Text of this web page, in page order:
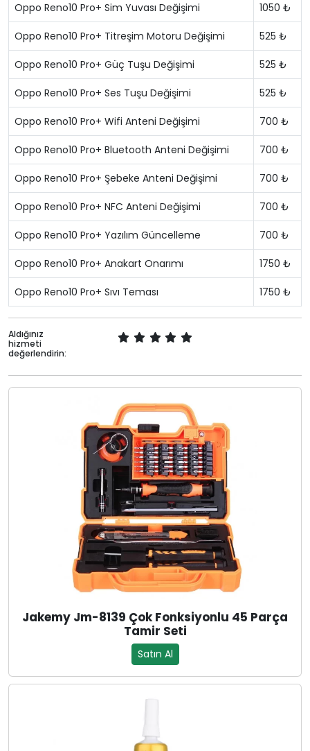
Oppo Reno10 Pro+ Sim Yuvası Değişimi 1050 ₺
Oppo Reno10 Pro+ Titreşim Motoru Değişimi 525 ₺
Oppo Reno10 Pro+ Güç Tuşu Değişimi 525 ₺
Oppo Reno10 Pro+ Ses Tuşu Değişimi 525 ₺
Oppo Reno10 Pro+ Wifi Anteni Değişimi 700 ₺
Oppo Reno10 Pro+ Bluetooth Anteni Değişimi 700 ₺
Oppo Reno10 Pro+ Şebeke Anteni Değişimi 700 ₺
Oppo Reno10 Pro+ NFC Anteni Değişimi 700 ₺
Oppo Reno10 Pro+ Yazılım Güncelleme 700 ₺
Oppo Reno10 Pro+ Anakart Onarımı 1750 ₺
Oppo Reno10 Pro+ Sıvı Teması 1750 ₺
Aldığınız
hizmeti
değerlendirin:
Jakemy Jm-8139 Çok Fonksiyonlu 45 Parça
Tamir Seti
Satın Al